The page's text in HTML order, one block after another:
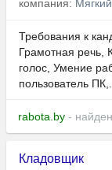
компания:
Требования к
Грамотная речь,
голос, Умение
пользователь
rabota.by -
Кладовщик